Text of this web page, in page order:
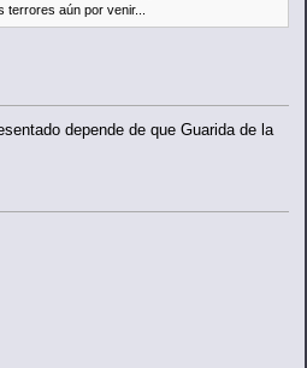
terrores aún por venir...
depende de que Guarida de la